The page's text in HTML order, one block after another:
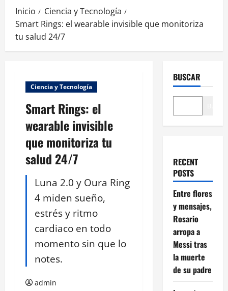
Inicio
Ciencia y Tecnología
Smart Rings: el wearable invisible que monitoriza
tu salud 24/7
Ciencia y Tecnología
Smart Rings: el
wearable invisible
que monitoriza tu
salud 24/7
Luna 2.0 y Oura Ring
4 miden sueño,
estrés y ritmo
cardiaco en todo
momento sin que lo
notes.
admin
BUSCAR
RECENT
POSTS
Entre flores
y mensajes,
Rosario
arropa a
Messi tras
la muerte
de su padre